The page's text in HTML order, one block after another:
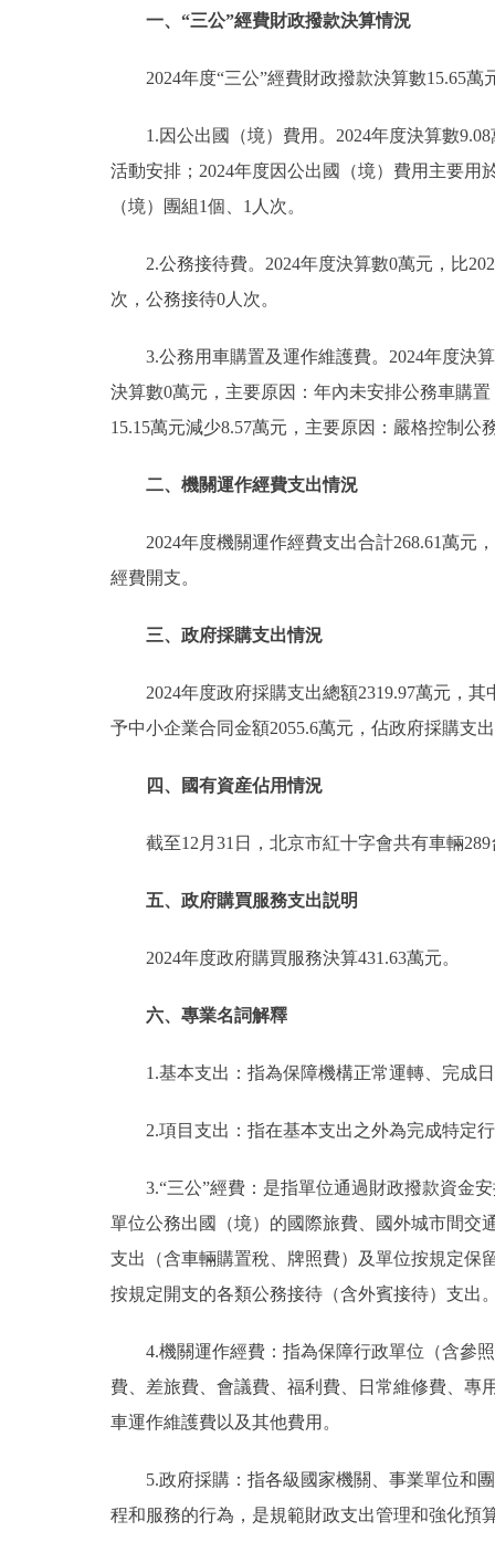
一、“三公”經費財政撥款決算情況
2024年度“三公”經費財政撥款決算數15.65
1.因公出國（境）費用。2024年度決算數
活動安排；2024年度因公出國（境）費用主要用
（境）團組1個、1人次。
2.公務接待費。2024年度決算數0萬元，比
次，公務接待0人次。
3.公務用車購置及運作維護費。2024年度決
決算數0萬元，主要原因：年內未安排公務車購
15.15萬元減少8.57萬元，主要原因：嚴格控制
二、機關運作經費支出情況
2024年度機關運作經費支出合計268.61萬元
經費開支。
三、政府採購支出情況
2024年度政府採購支出總額2319.97萬元，
予中小企業合同金額2055.6萬元，佔政府採購支
四、國有資産佔用情況
截至12月31日，北京市紅十字會共有車輛
五、政府購買服務支出説明
2024年度政府購買服務決算431.63萬元。
六、專業名詞解釋
1.基本支出：指為保障機構正常運轉、完成
2.項目支出：指在基本支出之外為完成特定
3.“三公”經費：是指單位通過財政撥款資金
單位公務出國（境）的國際旅費、國外城市間交
支出（含車輛購置稅、牌照費）及單位按規定保
按規定開支的各類公務接待（含外賓接待）支出
4.機關運作經費：指為保障行政單位（含參
費、差旅費、會議費、福利費、日常維修費、專
車運作維護費以及其他費用。
5.政府採購：指各級國家機關、事業單位和
程和服務的行為，是規範財政支出管理和強化預